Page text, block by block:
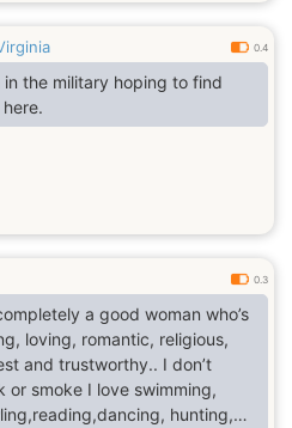
0.4
in the military hoping to find
0.3
a good woman who’s
loving, romantic, religious,
and trustworthy.. I don’t
or smoke I love swimming,
hunting,